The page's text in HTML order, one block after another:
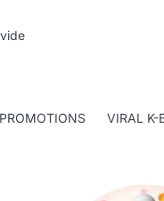
PROMOTIONS VIRAL K-